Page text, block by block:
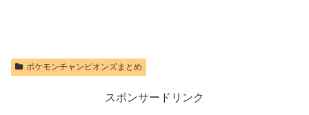
ポケモンチャンピオンズまとめ
スポンサードリンク